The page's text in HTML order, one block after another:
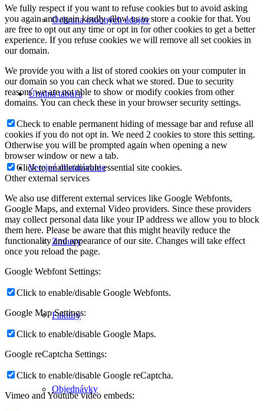
Ochrana osobných údajov
Úradná tabuľa
Verejné obstarávanie
Zmluvy
Faktúry
Objednávky
We fully respect if you want to refuse cookies but to avoid asking
you again and again kindly allow us to store a cookie for that. You
are free to opt out any time or opt in for other cookies to get a better
experience. If you refuse cookies we will remove all set cookies in
our domain.
We provide you with a list of stored cookies on your computer in
our domain so you can check what we stored. Due to security
reasons we are not able to show or modify cookies from other
domains. You can check these in your browser security settings.
Check to enable permanent hiding of message bar and refuse all
cookies if you do not opt in. We need 2 cookies to store this setting.
Otherwise you will be prompted again when opening a new
browser window or new a tab.
Click to enable/disable essential site cookies.
Other external services
We also use different external services like Google Webfonts,
Google Maps, and external Video providers. Since these providers
may collect personal data like your IP address we allow you to block
them here. Please be aware that this might heavily reduce the
functionality and appearance of our site. Changes will take effect
once you reload the page.
Google Webfont Settings:
Click to enable/disable Google Webfonts.
Google Map Settings:
Click to enable/disable Google Maps.
Google reCaptcha Settings:
Click to enable/disable Google reCaptcha.
Vimeo and Youtube video embeds: